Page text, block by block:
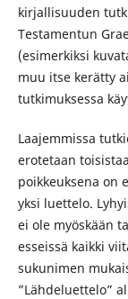
kirjallisuuden
Testamentun
(esimerkiksi
muu itse kerätty
tutkimuksessa
Laajemmissa
erotetaan
poikkeuksena on
yksi luettelo.
ei ole myöskään
esseissä kaikki
sukunimen
”Lähdeluettelo”